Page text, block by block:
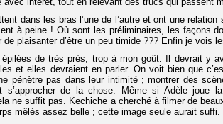
dans les bras l’une de l’autre et ont une
à peine ! Où sont les préliminaires, les façons
de plaisanter d’être un peu timide ??? Enfin je vois
épilées de très près, trop à mon goût. Il devrait y
et elles devraient en parler. On voit bien que
pénètre pas dans leur intimité ; montrer des
s’approcher de la chose. Même si Adèle joue la
ne suffit pas. Kechiche a cherché à filmer de
mêlés assez belle ; cette image seule aurait suffi.